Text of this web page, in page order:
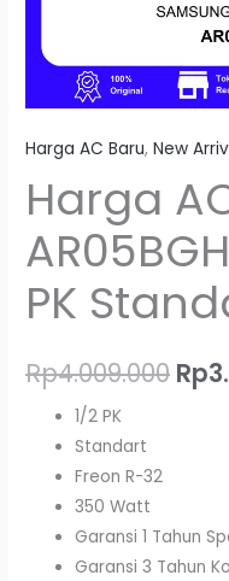
Harga AC Baru,New
Harga
PK
Rp4.009.000 Rp
1/2 PK
Standart
Freon R-32
350 Watt
Garansi 1 Tahun
Garansi 3 Tahun